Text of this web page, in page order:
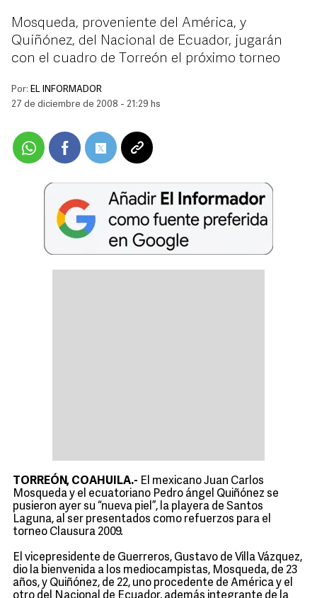
Mosqueda, proveniente del América, y
Quiñónez, del Nacional de Ecuador, jugarán
con el cuadro de Torreón el próximo torneo
Por: EL INFORMADOR
27 de diciembre de 2008 - 21:29 hs
TORREÓN, COAHUILA.- El mexicano Juan Carlos
Mosqueda y el ecuatoriano Pedro ángel Quiñónez se
pusieron ayer su “nueva piel”, la playera de Santos
Laguna, al ser presentados como refuerzos para el
torneo Clausura 2009.
El vicepresidente de Guerreros, Gustavo de Villa Vázquez,
dio la bienvenida a los mediocampistas, Mosqueda, de 23
años, y Quiñónez, de 22, uno procedente de América y el